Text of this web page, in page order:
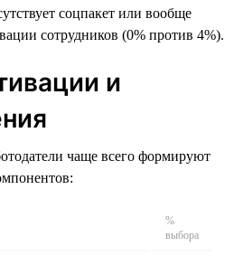
соцпакет или вообще
сотрудников (0% против 4%).
и
чаще всего формируют
%
выбора